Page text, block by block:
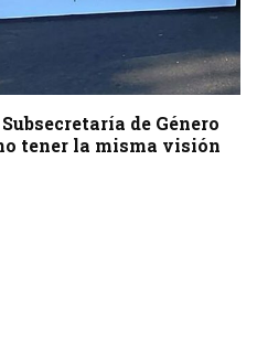
de Género
tener la misma visión